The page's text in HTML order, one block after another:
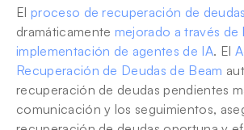
El proceso de recuperación de deudas
dramáticamente mejorado a través de
implementación de agentes de IA. El
Recuperación de Deudas de Beam
recuperación de deudas pendientes
comunicación y los seguimientos,